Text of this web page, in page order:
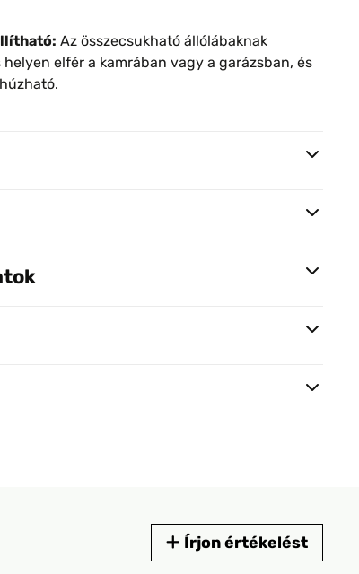
Az összecsukható állólábaknak
elfér a kamrában vagy a garázsban, és
Írjon értékelést